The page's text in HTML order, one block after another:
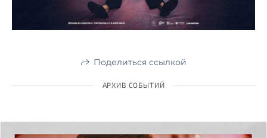
Поделиться ссылкой
АРХИВ СОБЫТИЙ